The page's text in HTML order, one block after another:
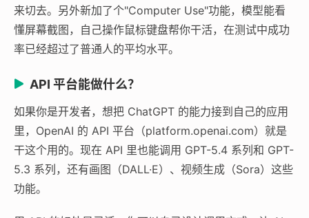
来切去。另外新加了个"Computer Use"功能，模型能看
懂屏幕截图，自己操作鼠标键盘帮你干活，在测试中成功
率已经超过了普通人的平均水平。
API 平台能做什么？
如果你是开发者，想把 ChatGPT 的能力接到自己的应用
里，OpenAI 的 API 平台（platform.openai.com）就是
干这个用的。现在 API 里也能调用 GPT-5.4 系列和 GPT-
5.3 系列，还有画图（DALL·E）、视频生成（Sora）这些
功能。